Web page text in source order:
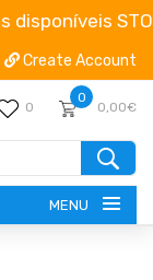
Create Account
0
0
0,00€
MENU